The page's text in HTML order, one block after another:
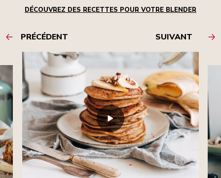
DÉCOUVREZ DES RECETTES POUR VOTRE BLENDER
PRÉCÉDENT SUIVANT